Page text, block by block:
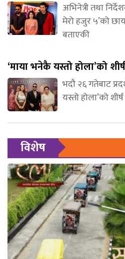
अभिनेत्री तथा
मेरो हजुर ५’को
बताएकी
‘माया भनेकै यस्तो होला’को
भदौ २६ गतेबाट
यस्तो होला’को
विशेष